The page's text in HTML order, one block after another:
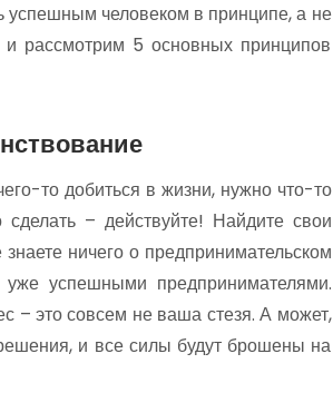
успешным человеком в принципе, а не
рассмотрим 5 основных принципов
то добиться в жизни, нужно что-то
сделать – действуйте! Найдите свои
ничего о предпринимательском
уже успешными предпринимателями.
– это совсем не ваша стезя. А может,
и все силы будут брошены на